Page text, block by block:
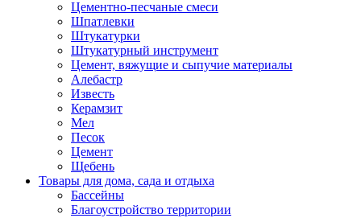
Цементно-песчаные смеси
Шпатлевки
Штукатурки
Штукатурный инструмент
Цемент, вяжущие и сыпучие материалы
Алебастр
Известь
Керамзит
Мел
Песок
Цемент
Щебень
Товары для дома, сада и отдыха
Бассейны
Благоустройство территории